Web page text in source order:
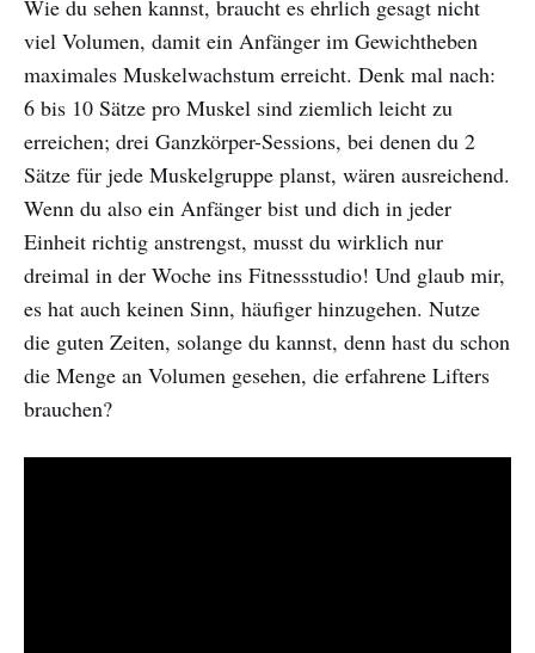
Wie du sehen kannst, braucht es ehrlich gesagt nicht
viel Volumen, damit ein Anfänger im Gewichtheben
maximales Muskelwachstum erreicht. Denk mal nach:
6 bis 10 Sätze pro Muskel sind ziemlich leicht zu
erreichen; drei Ganzkörper-Sessions, bei denen du 2
Sätze für jede Muskelgruppe planst, wären ausreichend.
Wenn du also ein Anfänger bist und dich in jeder
Einheit richtig anstrengst, musst du wirklich nur
dreimal in der Woche ins Fitnessstudio! Und glaub mir,
es hat auch keinen Sinn, häufiger hinzugehen. Nutze
die guten Zeiten, solange du kannst, denn hast du schon
die Menge an Volumen gesehen, die erfahrene Lifters
brauchen?